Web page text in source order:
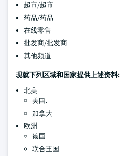
超市/超市
药品/药品
在线零售
批发商/批发商
其他频道
现就下列区域和国家提供上述资料:
北美
美国.
加拿大
欧洲
德国
联合王国